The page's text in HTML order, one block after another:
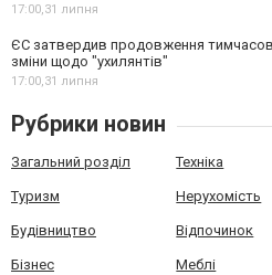
17:00,31 липня
ЄС затвердив продовження
зміни щодо "ухилянтів"
17:00,31 липня
Рубрики новин
Загальний розділ Техніка
Туризм Нерухомість
Будівництво Відпочинок
Бізнес Меблі